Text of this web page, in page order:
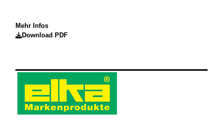
Mehr Infos
Download PDF